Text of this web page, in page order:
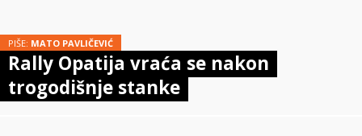
PIŠE: MATO PAVLIČEVIĆ
Rally Opatija vraća se nakon
trogodišnje stanke